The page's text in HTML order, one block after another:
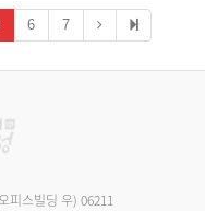
6 7
피스빌딩 우) 06211